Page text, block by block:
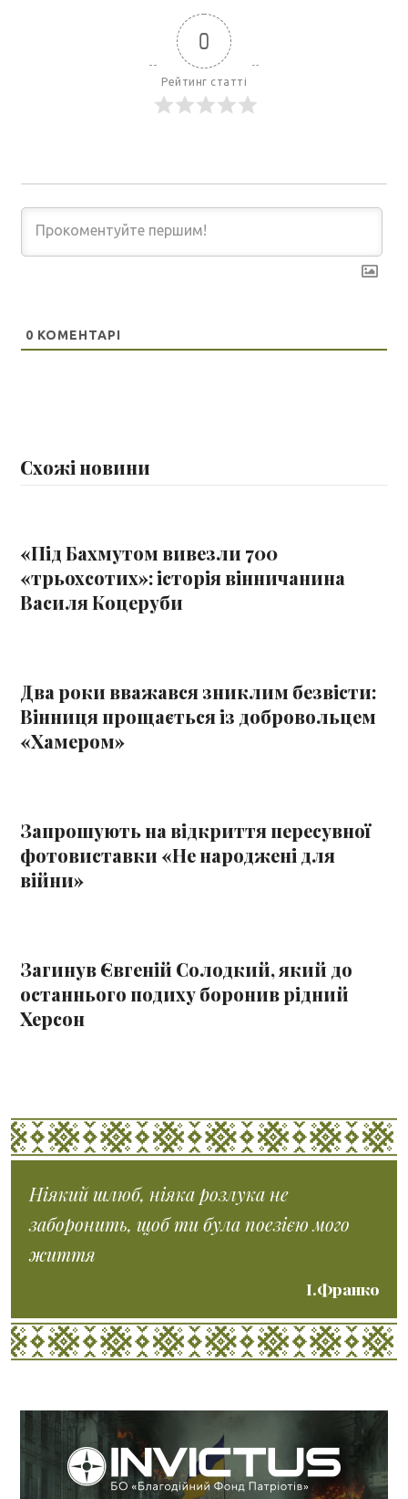
0
Рейтинг статті
0 КОМЕНТАРІ
Схожі новини
«Під Бахмутом вивезли 700
«трьохсотих»: історія вінничанина
Василя Коцеруби
Два роки вважався зниклим безвісти:
Вінниця прощається із добровольцем
«Хамером»
Запрошують на відкриття пересувної
фотовиставки «Не народжені для
війни»
Загинув Євгеній Солодкий, який до
останнього подиху боронив рідний
Херсон
Ніякий шлюб, ніяка розлука не
заборонить, щоб ти була поезією мого
життя
І.Франко